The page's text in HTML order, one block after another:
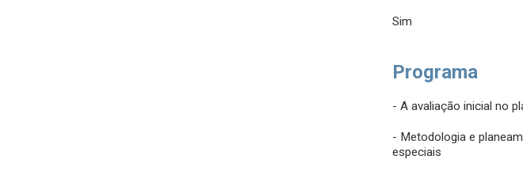
Sim
Programa
- A avaliação inicial no
- Metodologia e
especiais